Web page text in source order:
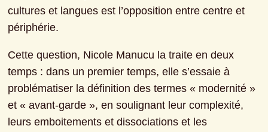
cultures et langues est l’opposition entre centre et
périphérie.
Cette question, Nicole Manucu la traite en deux
temps : dans un premier temps, elle s’essaie à
problématiser la définition des termes « modernité »
et « avant-garde », en soulignant leur complexité,
leurs emboitements et dissociations et les